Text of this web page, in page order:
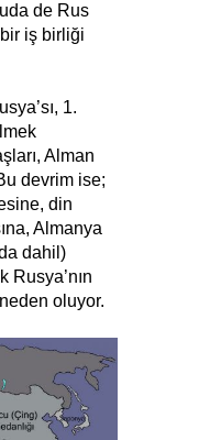
de Rus
iş birliği
1.
Alman
devrim ise;
din
Almanya
dahil)
Rusya’nın
oluyor.